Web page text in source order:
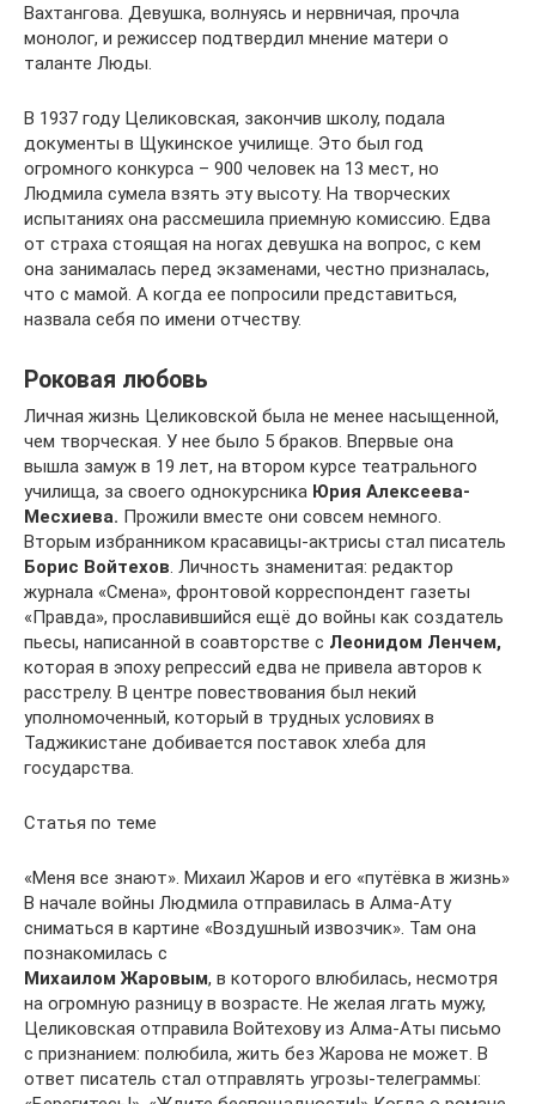
Вахтангова. Девушка, волнуясь и нервничая, прочла
монолог, и режиссер подтвердил мнение матери о
таланте Люды.
В 1937 году Целиковская, закончив школу, подала
документы в Щукинское училище. Это был год
огромного конкурса – 900 человек на 13 мест, но
Людмила сумела взять эту высоту. На творческих
испытаниях она рассмешила приемную комиссию. Едва
от страха стоящая на ногах девушка на вопрос, с кем
она занималась перед экзаменами, честно призналась,
что с мамой. А когда ее попросили представиться,
назвала себя по имени отчеству.
Роковая любовь
Личная жизнь Целиковской была не менее насыщенной,
чем творческая. У нее было 5 браков. Впервые она
вышла замуж в 19 лет, на втором курсе театрального
училища, за своего однокурсника Юрия Алексеева-
Месхиева. Прожили вместе они совсем немного.
Вторым избранником красавицы-актрисы стал писатель
Борис Войтехов. Личность знаменитая: редактор
журнала «Смена», фронтовой корреспондент газеты
«Правда», прославившийся ещё до войны как создатель
пьесы, написанной в соавторстве с Леонидом Ленчем,
которая в эпоху репрессий едва не привела авторов к
расстрелу. В центре повествования был некий
уполномоченный, который в трудных условиях в
Таджикистане добивается поставок хлеба для
государства.
Статья по теме
«Меня все знают». Михаил Жаров и его «путёвка в жизнь»
В начале войны Людмила отправилась в Алма-Ату
сниматься в картине «Воздушный извозчик». Там она
познакомилась с
Михаилом Жаровым, в которого влюбилась, несмотря
на огромную разницу в возрасте. Не желая лгать мужу,
Целиковская отправила Войтехову из Алма-Аты письмо
с признанием: полюбила, жить без Жарова не может. В
ответ писатель стал отправлять угрозы-телеграммы: